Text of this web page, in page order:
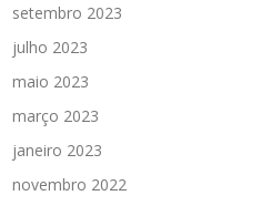
setembro 2023
julho 2023
maio 2023
março 2023
janeiro 2023
novembro 2022